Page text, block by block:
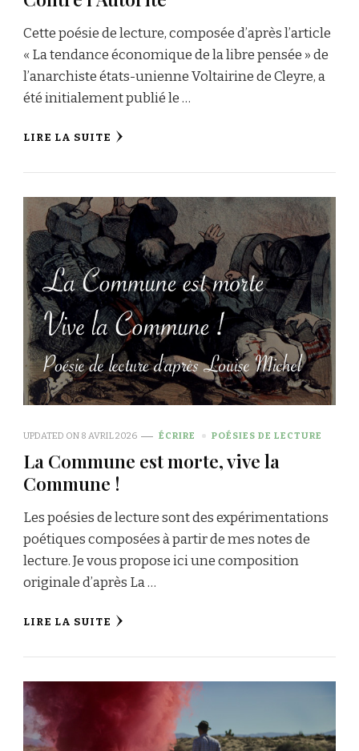
Cette poésie de lecture, composée d’après l’article
« La tendance économique de la libre pensée » de
l’anarchiste états-unienne Voltairine de Cleyre, a
été initialement publié le …
LIRE LA SUITE
UPDATED ON 8 AVRIL 2026 ÉCRIRE POÉSIES DE LECTURE
La Commune est morte, vive la
Commune !
Les poésies de lecture sont des expérimentations
poétiques composées à partir de mes notes de
lecture. Je vous propose ici une composition
originale d’après La …
LIRE LA SUITE